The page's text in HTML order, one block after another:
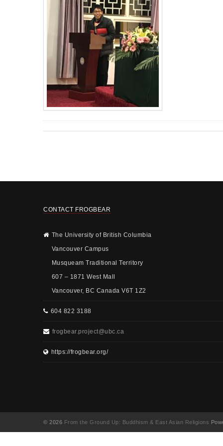
CONTACT FROGBEAR
The University of British Columbia
Vancouver Campus
Musqueam Traditional Territory
607 – 1871 West Mall
Vancouver, BC Canada V6T 1Z2
604 822 3188
frogbear.project@ubc.ca
https://frogbear.org/
© 2026 From the Ground Up: Buddhism & East Asian Religions